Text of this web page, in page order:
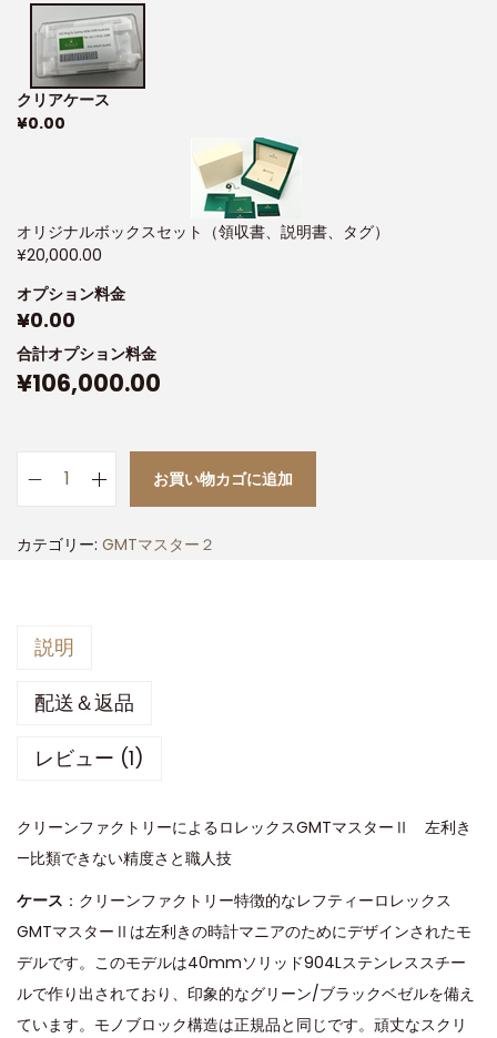
クリアケース
¥0.00
オリジナルボックスセット（領収書、説明書、タグ）
¥20,000.00
オプション料金
¥0.00
合計オプション料金
¥106,000.00
お買い物カゴに追加
カテゴリー: GMTマスター２
説明
配送＆返品
レビュー (1)
クリーンファクトリーによるロレックスGMTマスターⅡ 左利き
—比類できない精度さと職人技
ケース ：クリーンファクトリー特徴的なレフティーロレックス
GMTマスターⅡは左利きの時計マニアのためにデザインされたモ
デルです。このモデルは40mmソリッド904Lステンレススチー
ルで作り出されており、印象的なグリーン/ブラックベゼルを備え
ています。モノブロック構造は正規品と同じです。頑丈なスクリ